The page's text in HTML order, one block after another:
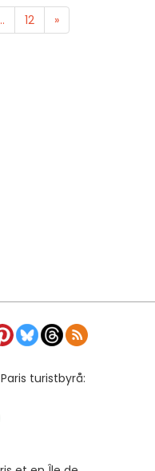
12 »
turistbyrå: